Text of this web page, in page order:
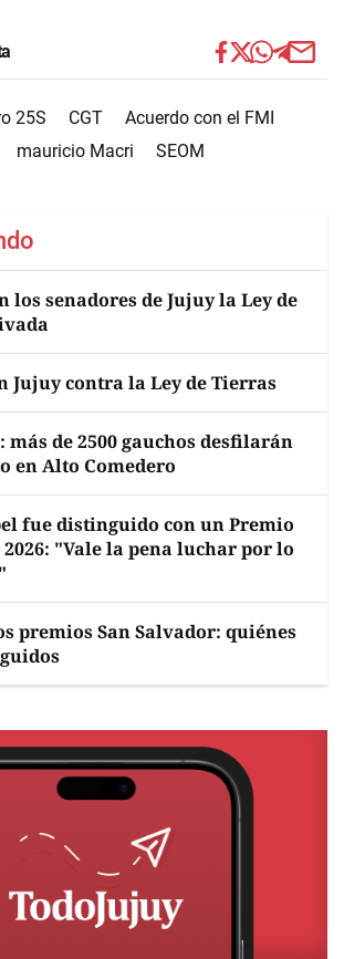
25S CGT
Acuerdo con el FMI
mauricio Macri SEOM
los senadores de Jujuy la Ley de
Jujuy contra la Ley de Tierras
más de 2500 gauchos desfilarán
en Alto Comedero
fue distinguido con un Premio
"Vale la pena luchar por lo
premios San Salvador: quiénes